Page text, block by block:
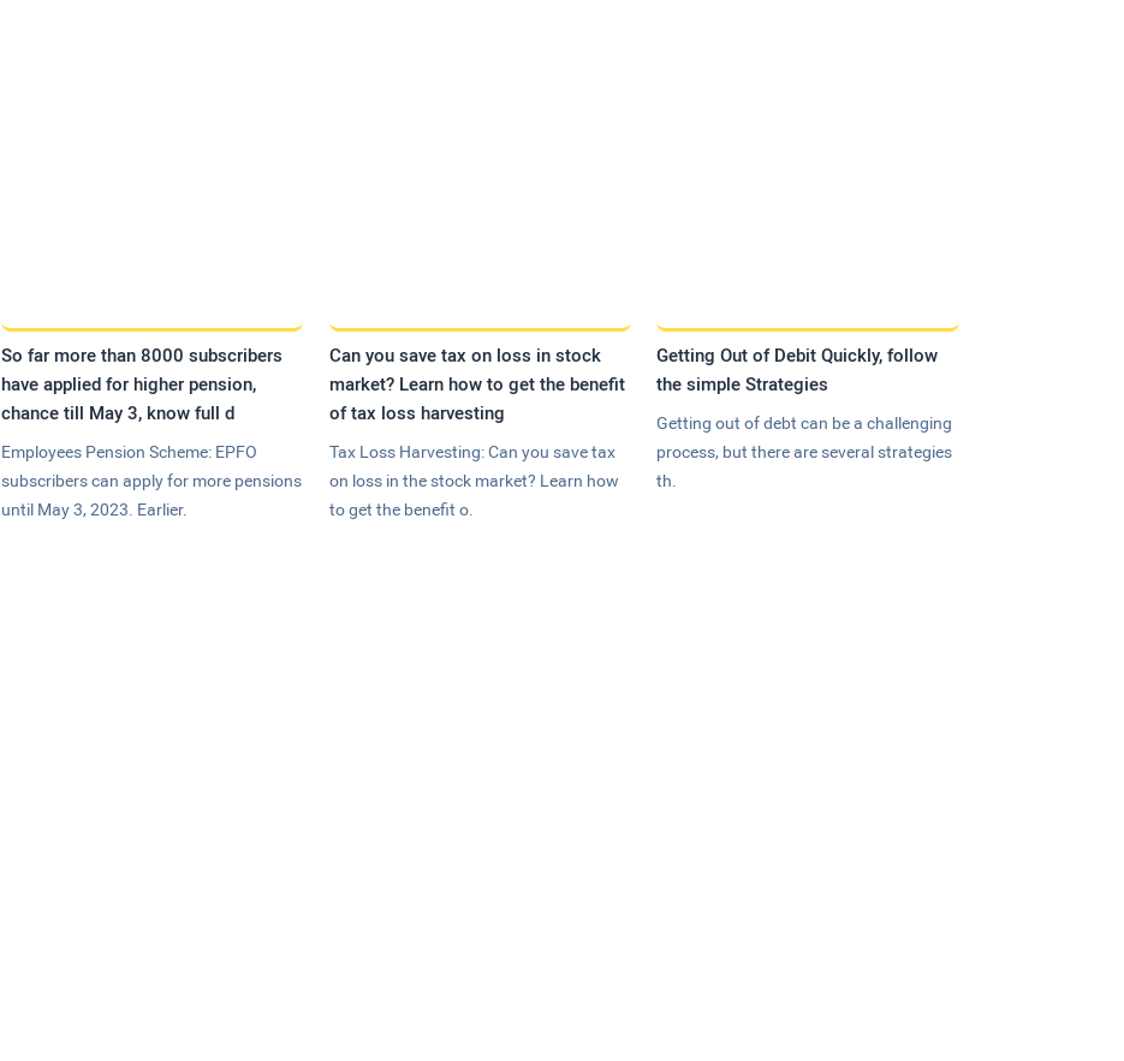
So far more than 8000 subscribers
have applied for higher pension,
chance till May 3, know full d
Employees Pension Scheme: EPFO
subscribers can apply for more pensions
until May 3, 2023. Earlier.
Can you save tax on loss in stock
market? Learn how to get the benefit
of tax loss harvesting
Tax Loss Harvesting: Can you save tax
on loss in the stock market? Learn how
to get the benefit o.
Getting Out of Debit Quickly, follow
the simple Strategies
Getting out of debt can be a challenging
process, but there are several strategies
th.